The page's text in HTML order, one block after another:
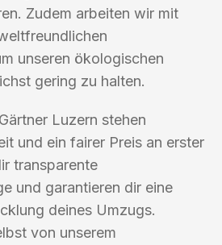
Zudem arbeiten wir mit
unseren ökologischen
gering zu halten.
Luzern stehen
und ein fairer Preis an erster
transparente
und garantieren dir eine
deines Umzugs.
von unserem